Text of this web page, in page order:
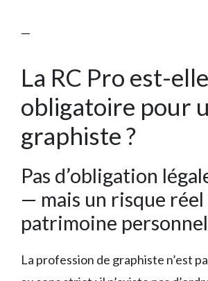
—
La RC Pro est-elle
obligatoire pour
graphiste ?
Pas d’obligation
— mais un risque
patrimoine personnel
La profession de graphiste n’est